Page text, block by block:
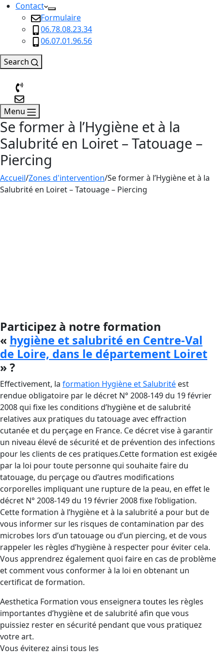
Contact
Formulaire
06.78.08.23.34
06.07.01.96.56
Search
Menu
Se former à l’Hygiène et à la
Salubrité en Loiret – Tatouage –
Piercing
Accueil/Zones d'intervention/Se former à l’Hygiène et à la
Salubrité en Loiret – Tatouage – Piercing
Participez à notre formation
« hygiène et salubrité en Centre-Val
de Loire, dans le département Loiret
» ?
Effectivement, la formation Hygiène et Salubrité est
rendue obligatoire par le décret N° 2008-149 du 19 février
2008 qui fixe les conditions d’hygiène et de salubrité
relatives aux pratiques du tatouage avec effraction
cutanée et du perçage en France. Ce décret vise à garantir
un niveau élevé de sécurité et de prévention des infections
pour les clients de ces pratiques.Cette formation est exigée
par la loi pour toute personne qui souhaite faire du
tatouage, du perçage ou d’autres modifications
corporelles impliquant une rupture de la peau, en effet le
décret N° 2008-149 du 19 février 2008 fixe l’obligation.
Cette formation à l’hygiène et à la salubrité a pour but de
vous informer sur les risques de contamination par des
microbes lors d’un tatouage ou d’un piercing, et de vous
rappeler les règles d’hygiène à respecter pour éviter cela.
Vous apprendrez également quoi faire en cas de problème
et comment vous conformer à la loi en obtenant un
certificat de formation.
Aesthetica Formation vous enseignera toutes les règles
importantes d’hygiène et de salubrité afin que vous
puissiez rester en sécurité pendant que vous pratiquez
votre art.
Vous éviterez ainsi tous les